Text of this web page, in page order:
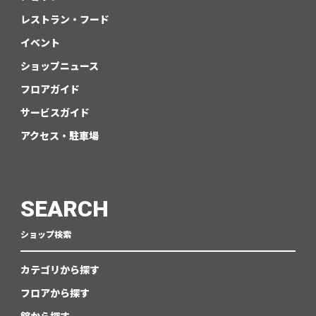
レストラン・フード
イベント
ショップニュース
フロアガイド
サービスガイド
アクセス・駐車場
SEARCH
ショップ検索
カテゴリから探す
フロアから探す